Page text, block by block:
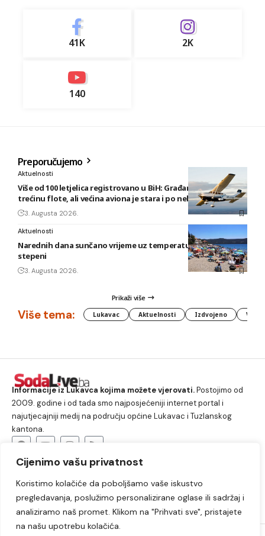
Cijenimo vašu privatnost
Koristimo kolačiće da poboljšamo vaše iskustvo
pregledavanja, poslužimo personalizirane oglase ili sadržaj i
analiziramo naš promet. Klikom na "Prihvati sve", pristajete
na našu upotrebu kolačića.
41K 2K
140
Preporučujemo
Aktuelnosti
Više od 100 letjelica registrovano u BiH: Građani posjeduju
trećinu flote, ali većina aviona je stara i po nekoliko decenija
3. Augusta 2026.
Aktuelnosti
Narednih dana sunčano vrijeme uz temperature do 40
stepeni
3. Augusta 2026.
Prikaži više
Više tema: Lukavac Aktuelnosti Izdvojeno
Informacije iz Lukavca kojima možete vjerovati.Postojimo od
2009. godine i od tada smo najposjećeniji internet portal i
najutjecajniji medij na području općine Lukavac i Tuzlanskog
kantona.
Lukavac Društvo Crna hronika
Sport
Kultura
Kolumne Slobodno vrijeme